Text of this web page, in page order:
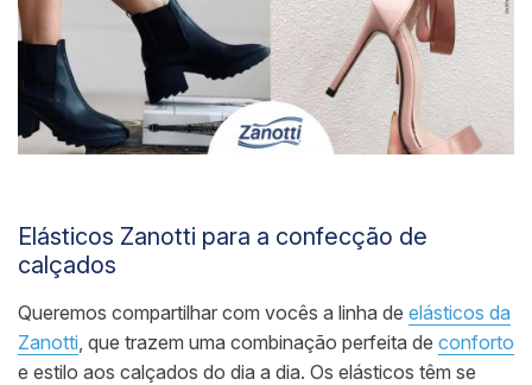
Elásticos Zanotti para a confecção de
calçados
Queremos compartilhar com vocês a linha de elásticos da
Zanotti , que trazem uma combinação perfeita de conforto
e estilo aos calçados do dia a dia. Os elásticos têm se